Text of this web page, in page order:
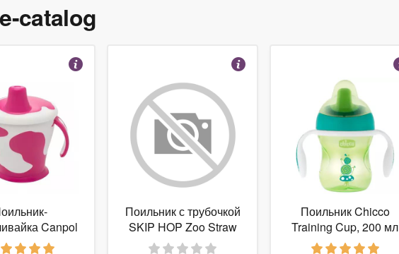
catalog
Canpol
31/404, 250 мл
Поильник с трубочкой
SKIP HOP Zoo Straw
Bottle, 350 мл
Поильник Chicco
Training Cup, 200 мл